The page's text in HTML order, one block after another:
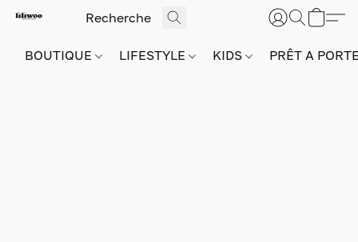
BOUTIQUE LIFESTYLE KIDS PRÊT A